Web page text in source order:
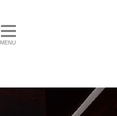
toggle navigation
MENU